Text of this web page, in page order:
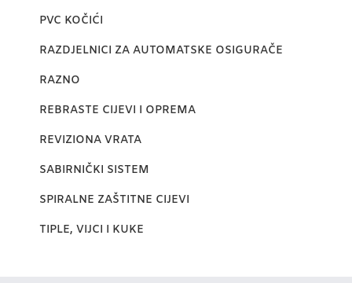
PVC KOČIĆI
RAZDJELNICI ZA AUTOMATSKE OSIGURAČE
RAZNO
REBRASTE CIJEVI I OPREMA
REVIZIONA VRATA
SABIRNIČKI SISTEM
SPIRALNE ZAŠTITNE CIJEVI
TIPLE, VIJCI I KUKE